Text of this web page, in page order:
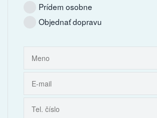
Prídem osobne
Objednať dopravu